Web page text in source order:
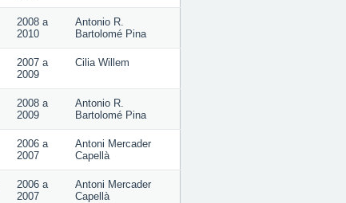
2008 a
2010
Antonio R.
Bartolomé Pina
2007 a
2009
Cilia Willem
2008 a
2009
Antonio R.
Bartolomé Pina
2006 a
2007
Antoni Mercader
Capellà
2006 a
2007
Antoni Mercader
Capellà